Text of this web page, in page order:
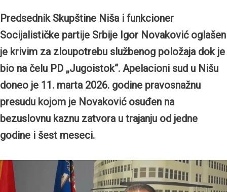
Predsednik Skupštine Niša i funkcioner
Socijalističke partije Srbije Igor Novaković oglašen
je krivim za zloupotrebu službenog položaja dok je
bio na čelu PD „Jugoistok“. Apelacioni sud u Nišu
doneo je 11. marta 2026. godine pravosnažnu
presudu kojom je Novaković osuđen na
bezuslovnu kaznu zatvora u trajanju od jedne
godine i šest meseci.